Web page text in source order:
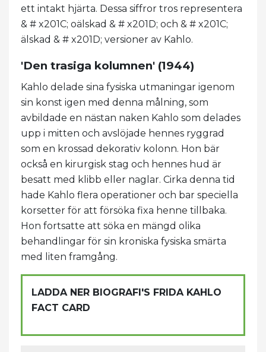
ett intakt hjärta. Dessa siffror tros representera
& # x201C; oälskad & # x201D; och & # x201C;
älskad & # x201D; versioner av Kahlo.
'Den trasiga kolumnen' (1944)
Kahlo delade sina fysiska utmaningar igenom
sin konst igen med denna målning, som
avbildade en nästan naken Kahlo som delades
upp i mitten och avslöjade hennes ryggrad
som en krossad dekorativ kolonn. Hon bär
också en kirurgisk stag och hennes hud är
besatt med klibb eller naglar. Cirka denna tid
hade Kahlo flera operationer och bar speciella
korsetter för att försöka fixa henne tillbaka.
Hon fortsatte att söka en mängd olika
behandlingar för sin kroniska fysiska smärta
med liten framgång.
LADDA NER BIOGRAFI'S FRIDA KAHLO
FACT CARD